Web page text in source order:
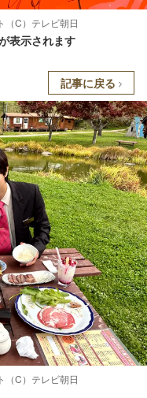
（C）テレビ朝日
表示されます
記事に戻る
（C）テレビ朝日